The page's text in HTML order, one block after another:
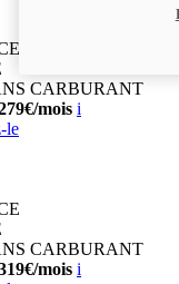
CARBURANT
mois i
le
CARBURANT
mois i